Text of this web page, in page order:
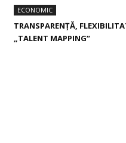
ECONOMIC
TRANSPARENȚĂ,
„TALENT MAPPING”